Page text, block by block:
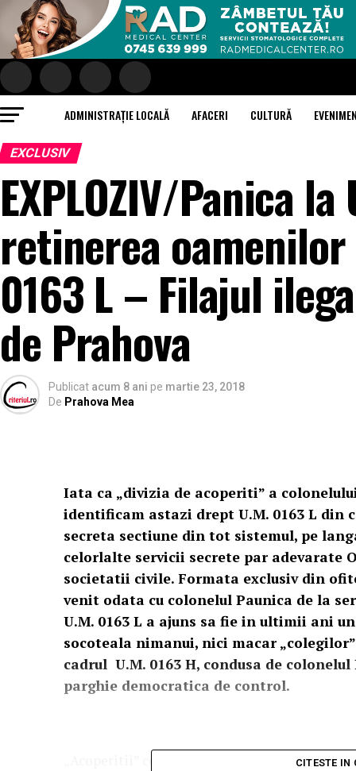
ADMINISTRAȚIE LOCALĂ AFACERI CULTURĂ
EXCLUSIV
EXPLOZIV/Panica
retinerea
0163 L – Filajul
de Prahova
Publicat acum 8 ani pe martie 23, 2018
De Prahova Mea
Iata ca „divizia de acoperiti” a
identificam astazi drept U.M. 0163 L din
secreta sectiune din tot sistemul, pe
celorlalte servicii secrete par adevarate
societatii civile. Formata exclusiv din
venit odata cu colonelul Paunica de la
U.M. 0163 L a ajuns sa fie in ultimii ani
socoteala nimanui, nici macar
cadrul U.M. 0163 H, condusa de
parghie democratica de control.
„Acoperitii” colonelului Paunica, scosi laCITESTE IN